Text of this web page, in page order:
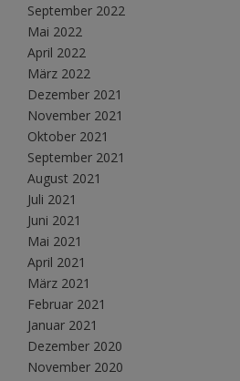
September 2022
Mai 2022
April 2022
März 2022
Dezember 2021
November 2021
Oktober 2021
September 2021
August 2021
Juli 2021
Juni 2021
Mai 2021
April 2021
März 2021
Februar 2021
Januar 2021
Dezember 2020
November 2020